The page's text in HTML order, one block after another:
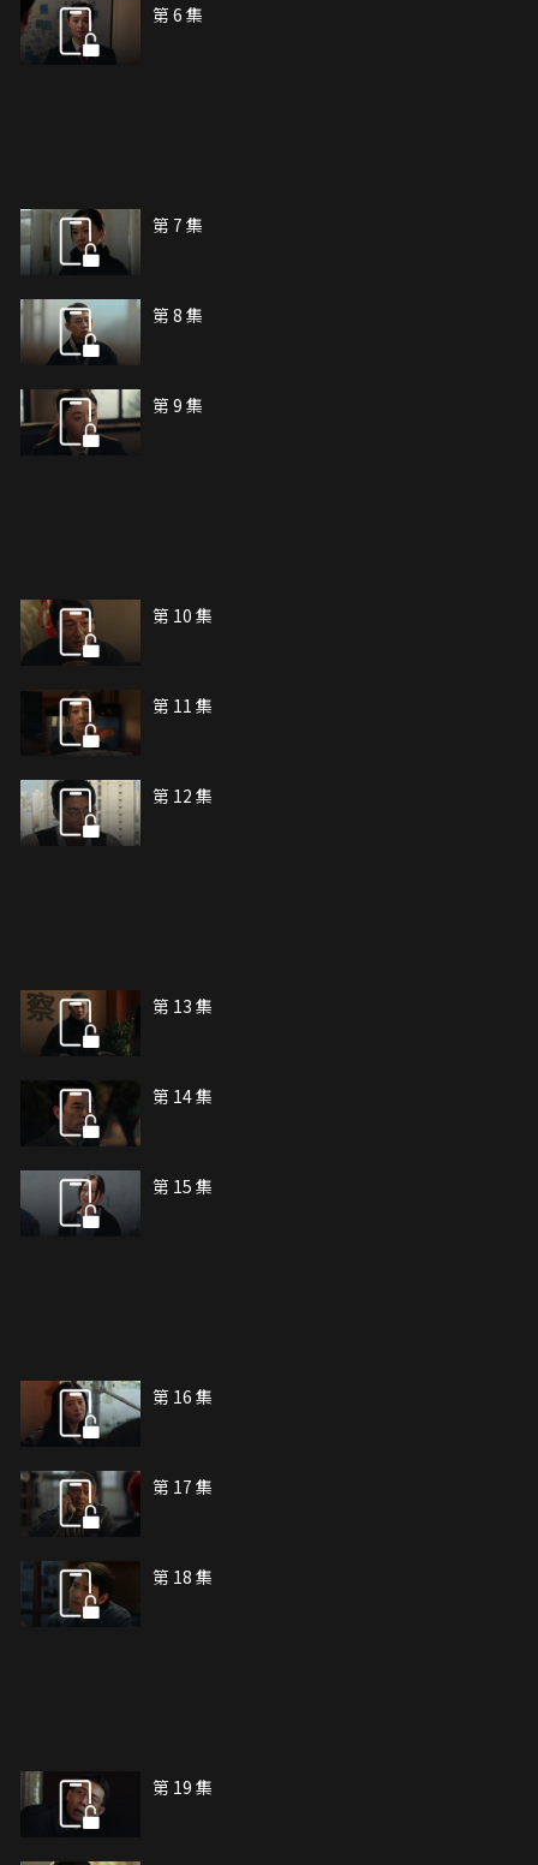
第 6 集
第 7 集
第 8 集
第 9 集
第 10 集
第 11 集
第 12 集
第 13 集
第 14 集
第 15 集
第 16 集
第 17 集
第 18 集
第 19 集